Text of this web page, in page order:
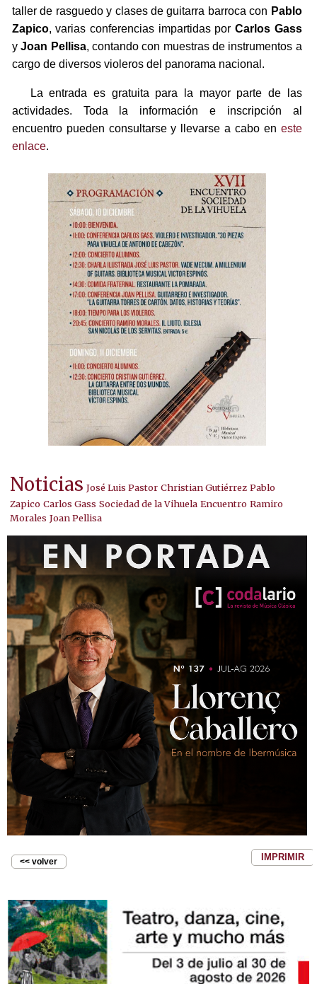
taller de rasguedo y clases de guitarra barroca con Pablo
Zapico, varias conferencias impartidas porCarlos Gass
yJoan Pellisa, contando con muestras de instrumentos a
cargo de diversos violeros del panorama nacional.
La entrada es gratuita para la mayor parte de las
actividades. Toda la información e inscripción al
encuentro pueden consultarse y llevarse a cabo en este
enlace.
Noticias José Luis Pastor Christian Gutiérrez Pablo
Zapico Carlos Gass Sociedad de la Vihuela Encuentro Ramiro
Morales Joan Pellisa
<< volver IMPRIMIR